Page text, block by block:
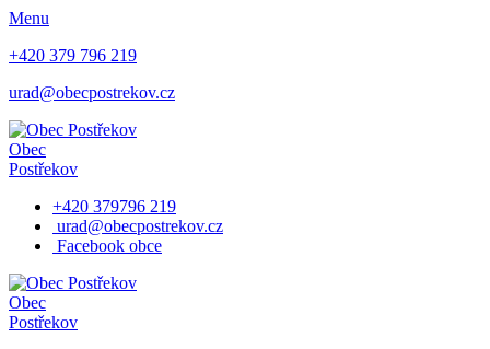
Menu
+420 379 796 219
urad@obecpostrekov.cz
Obec
Postřekov
+420 379796 219
urad@obecpostrekov.cz
Facebook​ obce
Obec
Postřekov